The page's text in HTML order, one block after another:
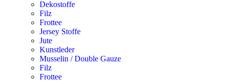
Dekostoffe
Filz
Frottee
Jersey Stoffe
Jute
Kunstleder
Musselin / Double Gauze
Filz
Frottee